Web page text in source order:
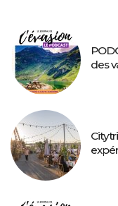
des